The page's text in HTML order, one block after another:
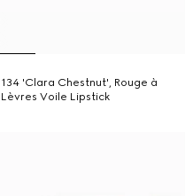
134 'Clara Chestnut', Rouge à
Lèvres Voile Lipstick